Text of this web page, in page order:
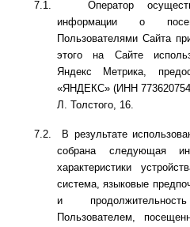
7.1.
Оператор
информации о
Пользователями Сайта
этого на Сайте
Яндекс Метрика,
«ЯНДЕКС» (ИНН
Л. Толстого, 16.
7.2.
В результате
собрана следующая
характеристики
система, языковые
и
Пользователем,